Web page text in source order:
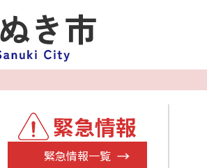
緊急情報
緊急情報一覧